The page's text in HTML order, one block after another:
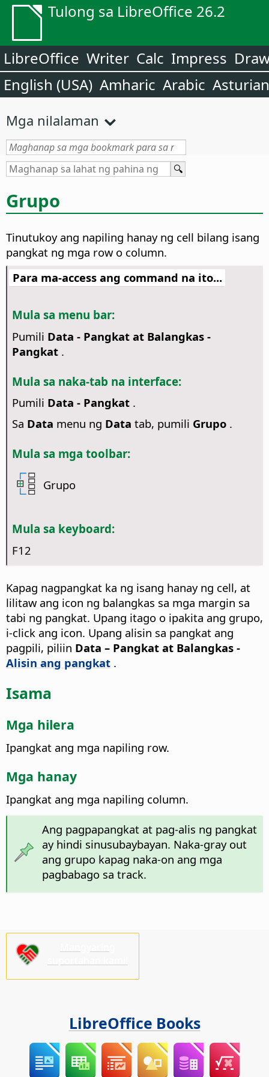
Tulong sa LibreOffice 26.2
LibreOffice Writer Calc Impress
English (USA) Amharic Arabic Asturian
Mga nilalaman
Grupo
Tinutukoy ang napiling hanay ng cell bilang isang
pangkat ng mga row o column.
Para ma-access ang command na ito...
Mula sa menu bar:
Pumili Data - Pangkat at Balangkas -
Pangkat.
Mula sa naka-tab na interface:
Pumili Data - Pangkat.
Sa Data menu ng Data tab, pumili Grupo.
Mula sa mga toolbar:
Grupo
Mula sa keyboard:
F12
Kapag nagpangkat ka ng isang hanay ng cell, at
lilitaw ang icon ng balangkas sa mga margin sa
tabi ng pangkat. Upang itago o ipakita ang grupo,
i-click ang icon. Upang alisin sa pangkat ang
pagpili, piliin Data – Pangkat at Balangkas -
Alisin ang pangkat .
Isama
Mga hilera
Ipangkat ang mga napiling row.
Mga hanay
Ipangkat ang mga napiling column.
Ang pagpapangkat at pag-alis ng pangkat
ay hindi sinusubaybayan. Naka-gray out
ang grupo kapag naka-on ang mga
pagbabago sa track.
LibreOffice Books